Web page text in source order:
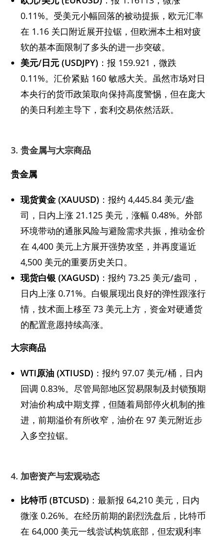
0.11%。受美元小幅回落的被动提振，欧元汇率
在 1.16 关口附近展开拉锯，但欧洲本土相对疲
软的基本面限制了多头的进一步突破。
美元/日元 (USDJPY) ：报 159.921，微跌
0.11%。汇价紧贴 160 敏感大关。虽然市场对日
本央行的货币政策取向保持高度警惕，但在庞大
的美日利差主导下，套利交易依然活跃。
3. 贵金属与大宗商品
贵金属
现货黄金 (XAUUSD) ：报约 4,445.84 美元/盎
司，日内上涨 21.125 美元，涨幅 0.48%。外部
环境带动的通胀风险与避险需求共振，推动金价
在 4,400 美元上方展开强势攻坚，并再度逼近
4,500 美元的重要历史关口。
现货白银 (XAGUSD) ：报约 73.25 美元/盎司，
日内上涨 0.71%。白银展现出良好的弹性跟涨行
情，技术面上移至 73 美元上方，资金对硬通货
的配置意愿持续高涨。
大宗商品
WTI原油 (XTIUSD) ：报约 97.07 美元/桶，日内
回调 0.83%。尽管局部地区贸易限制及封锁预期
对油价构成中期支撑，但随着局部停火机制的推
进，前期溢价有所收窄，油价在 97 美元附近步
入多空拉锯。
4. 加密资产与宏观动态
比特币 (BTCUSD) ：最新报 64,210 美元，日内
微涨 0.26%。在经历前期的剧烈洗盘后，比特币
在 64,000 美元一线尝试构筑底部，但宏观利率